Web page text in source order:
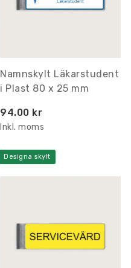
Namnskylt Läkarstudent
i Plast 80 x 25 mm
94.00 kr
Inkl. moms
Designa skylt